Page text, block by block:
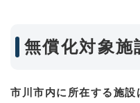
無償化対象施
市川市内に所在する施